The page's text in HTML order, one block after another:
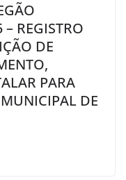
REGISTRO
DE
PARA
DE